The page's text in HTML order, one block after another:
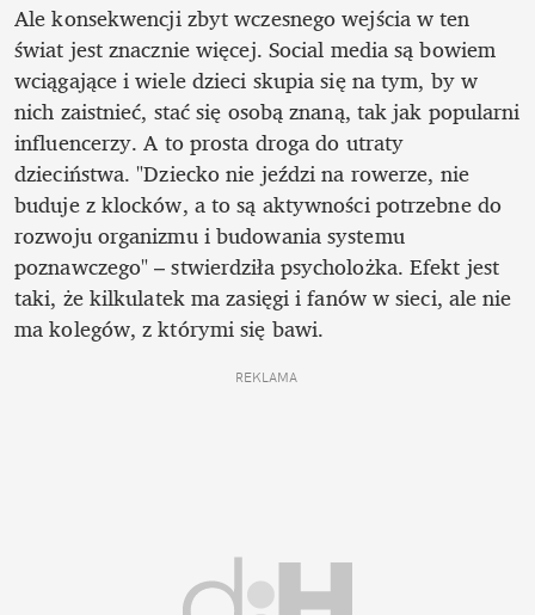
Ale konsekwencji zbyt wczesnego wejścia w ten
świat jest znacznie więcej. Social media są bowiem
wciągające i wiele dzieci skupia się na tym, by w
nich zaistnieć, stać się osobą znaną, tak jak popularni
influencerzy. A to prosta droga do utraty
dzieciństwa. "Dziecko nie jeździ na rowerze, nie
buduje z klocków, a to są aktywności potrzebne do
rozwoju organizmu i budowania systemu
poznawczego" – stwierdziła psycholożka. Efekt jest
taki, że kilkulatek ma zasięgi i fanów w sieci, ale nie
ma kolegów, z którymi się bawi.
REKLAMA